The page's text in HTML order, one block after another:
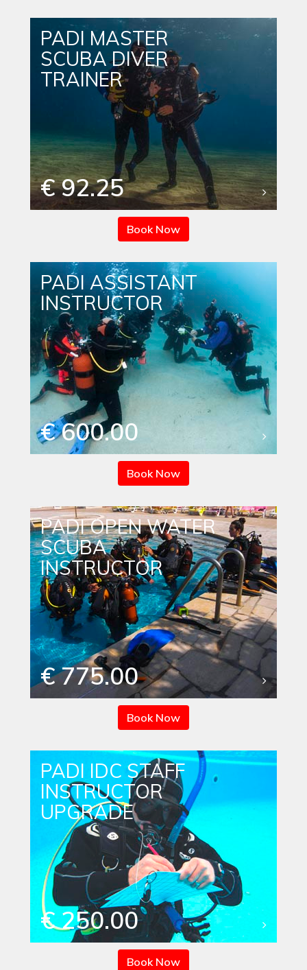
PADI MASTER
SCUBA DIVER
TRAINER
€ 92.25
Book Now
PADI ASSISTANT
INSTRUCTOR
€ 600.00
Book Now
PADI OPEN WATER
SCUBA
INSTRUCTOR
€ 775.00
Book Now
PADI IDC STAFF
INSTRUCTOR
UPGRADE
€ 250.00
Book Now